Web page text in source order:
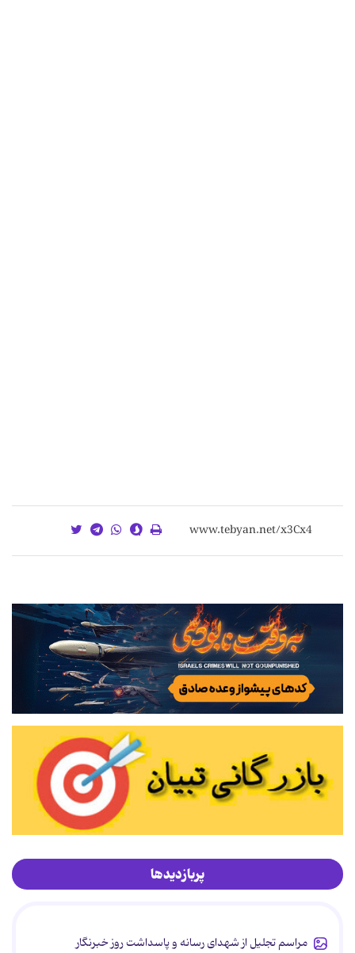
پربازدیدها
مراسم تجلیل از شهدای رسانه و پاسداشت روز خبرنگار